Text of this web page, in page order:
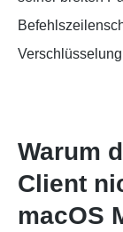
Warum
Client
macOS